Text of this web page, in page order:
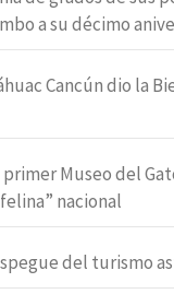
a su décimo
Cancún dio la
primer Museo del
nacional
del turismo